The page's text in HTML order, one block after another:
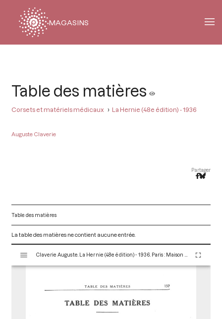
MAGASINS
Table des matières
Corsets et matériels médicaux La Hernie (48e édition) - 1936
Auguste Claverie
Partager
Table des matières
La table des matières ne contient aucune entrée.
s